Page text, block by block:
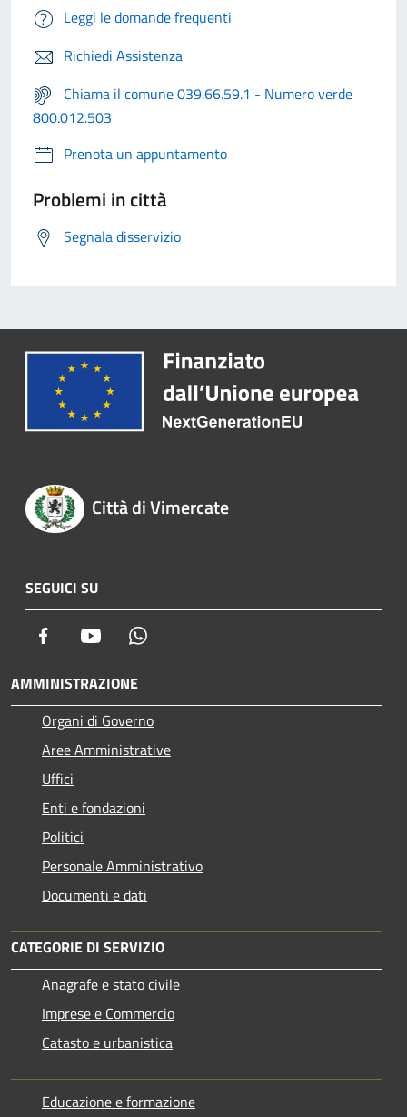
Leggi le domande frequenti
Richiedi Assistenza
Chiama il comune 039.66.59.1 - Numero verde
800.012.503
Prenota un appuntamento
Problemi in città
Segnala disservizio
Città di Vimercate
SEGUICI SU
Facebook Youtube
AMMINISTRAZIONE
Organi di Governo
Aree Amministrative
Uffici
Enti e fondazioni
Politici
Personale Amministrativo
Documenti e dati
CATEGORIE DI SERVIZIO
Anagrafe e stato civile
Imprese e Commercio
Catasto e urbanistica
Educazione e formazione